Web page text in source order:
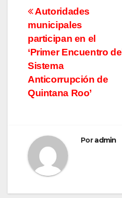
Navegación
de
entradas
Autoridades
municipales
participan en el
‘Primer Encuentro del
Sistema
Anticorrupción de
Quintana Roo’
Poradmin